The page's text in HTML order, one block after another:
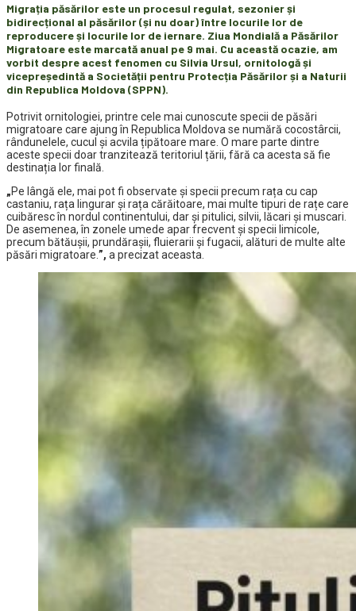
Migrația păsărilor este un procesul regulat, sezonier și
bidirecțional al păsărilor (și nu doar) între locurile lor de
reproducere și locurile lor de iernare. Ziua Mondială a Păsărilor
Migratoare este marcată anual pe 9 mai. Cu această ocazie, am
vorbit despre acest fenomen cu Silvia Ursul, ornitologă și
vicepreședintă a Societății pentru Protecția Păsărilor și a Naturii
din Republica Moldova (SPPN).
Potrivit ornitologiei, printre cele mai cunoscute specii de păsări
migratoare care ajung în Republica Moldova se numără cocostârcii,
rândunelele, cucul și acvila țipătoare mare. O mare parte dintre
aceste specii doar tranzitează teritoriul țării, fără ca acesta să fie
destinația lor finală.
„Pe lângă ele, mai pot fi observate și specii precum rața cu cap
castaniu, rața lingurar și rața cărăitoare, mai multe tipuri de rațe care
cuibăresc în nordul continentului, dar și pitulici, silvii, lăcari și muscari.
De asemenea, în zonele umede apar frecvent și specii limicole,
precum bătăușii, prundărașii, fluierarii și fugacii, alături de multe alte
păsări migratoare.”, a precizat aceasta.